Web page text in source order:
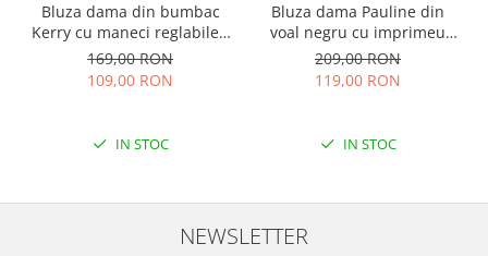
Bluza dama din bumbac
Kerry cu maneci reglabile -
Ecru
169,00 RON
109,00 RON
IN STOC
Bluza dama Pauline din
voal negru cu imprimeu
floral auriu
209,00 RON
119,00 RON
IN STOC
NEWSLETTER